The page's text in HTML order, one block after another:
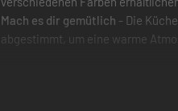
Mach es dir gemütlich - Die
abgestimmt, um eine warme